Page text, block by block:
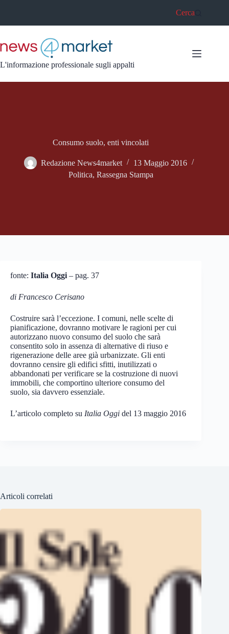
Cerca
L'informazione professionale sugli appalti
Consumo suolo, enti vincolati
Redazione News4market
13 Maggio 2016
Politica,Rassegna Stampa
fonte: Italia Oggi – pag. 37
di Francesco Cerisano
Costruire sarà l’eccezione. I comuni, nelle scelte di
pianificazione, dovranno motivare le ragioni per cui
autorizzano nuovo consumo del suolo che sarà
consentito solo in assenza di alternative di riuso e
rigenerazione delle aree già urbanizzate. Gli enti
dovranno censire gli edifici sfitti, inutilizzati o
abbandonati per verificare se la costruzione di nuovi
immobili, che comportino ulteriore consumo del
suolo, sia davvero essenziale.
L’articolo completo su Italia Oggi del 13 maggio 2016
Articoli correlati